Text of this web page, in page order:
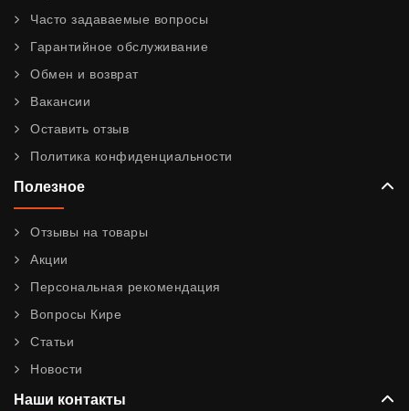
Часто задаваемые вопросы
Гарантийное обслуживание
Обмен и возврат
Вакансии
Оставить отзыв
Политика конфиденциальности
Полезное
Отзывы на товары
Акции
Персональная рекомендация
Вопросы Кире
Статьи
Новости
Наши контакты